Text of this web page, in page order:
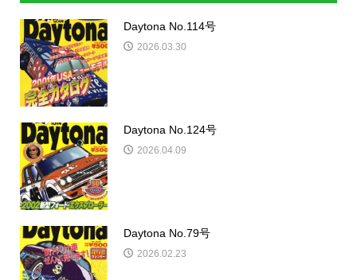
Daytona No.114号
2026.03.30
Daytona No.124号
2026.04.09
Daytona No.79号
2026.02.23